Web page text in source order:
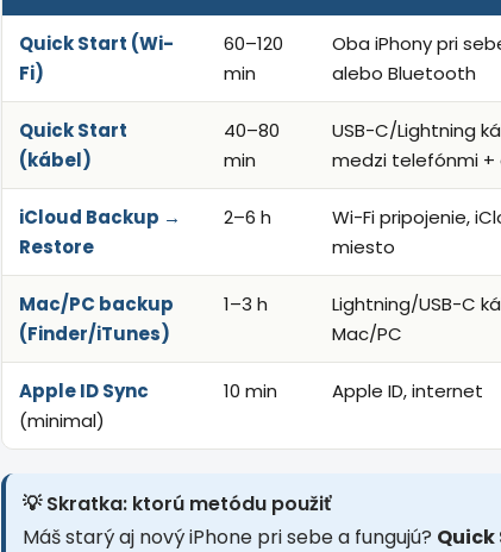
Quick Start (Wi-
Fi)
60–120
min
Oba iPhony pri
alebo Bluetooth
Quick Start
(kábel)
40–80
min
USB-C/Lightning
medzi telefónmi
iCloud Backup →
Restore
2–6 h
Wi-Fi pripojenie,
miesto
Mac/PC backup
(Finder/iTunes)
1–3 h
Lightning/USB-C
Mac/PC
Apple ID Sync
(minimal)
10 min Apple ID, internet
💡 Skratka: ktorú metódu použiť
Máš starý aj nový iPhone pri sebe a fungujú?